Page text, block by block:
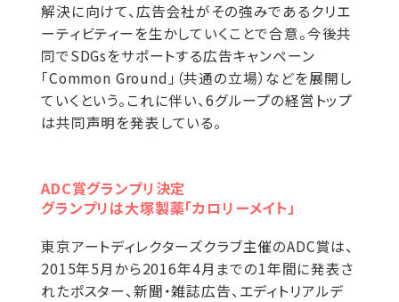
解決に向けて、広告会社がその強みであるクリエ
ーティビティーを生かしていくことで合意。今後共
同でSDGsをサポートする広告キャンペーン
「Common Ground」（共通の立場）などを展開し
ていくという。これに伴い、6グループの経営トップ
は共同声明を発表している。
ADC賞グランプリ決定
グランプリは大塚製薬「カロリーメイト」
東京アートディレクターズクラブ主催のADC賞は、
2015年5月から2016年4月までの1年間に発表さ
れたポスター、新聞・雑誌広告、エディトリアルデ